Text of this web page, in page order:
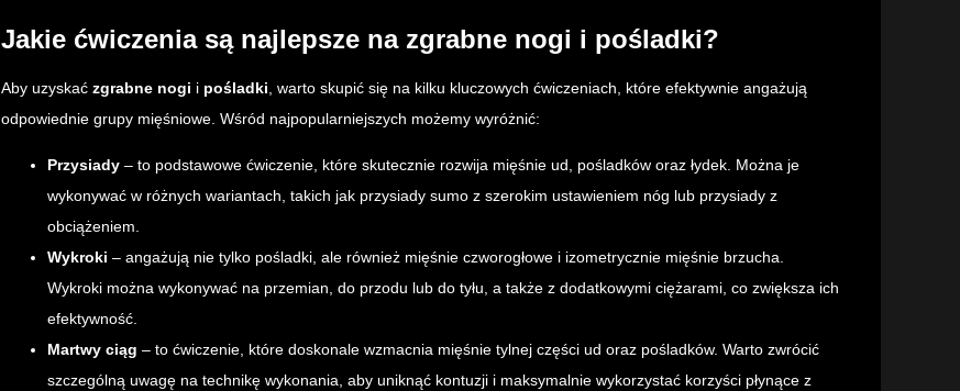
Jakie ćwiczenia są najlepsze na zgrabne nogi i pośladki?
Aby uzyskać zgrabne nogi i pośladki , warto skupić się na kilku kluczowych ćwiczeniach, które efektywnie angażują
odpowiednie grupy mięśniowe. Wśród najpopularniejszych możemy wyróżnić:
Przysiady – to podstawowe ćwiczenie, które skutecznie rozwija mięśnie ud, pośladków oraz łydek. Można je
wykonywać w różnych wariantach, takich jak przysiady sumo z szerokim ustawieniem nóg lub przysiady z
obciążeniem.
Wykroki – angażują nie tylko pośladki, ale również mięśnie czworogłowe i izometrycznie mięśnie brzucha.
Wykroki można wykonywać na przemian, do przodu lub do tyłu, a także z dodatkowymi ciężarami, co zwiększa ich
efektywność.
Martwy ciąg – to ćwiczenie, które doskonale wzmacnia mięśnie tylnej części ud oraz pośladków. Warto zwrócić
szczególną uwagę na technikę wykonania, aby uniknąć kontuzji i maksymalnie wykorzystać korzyści płynące z